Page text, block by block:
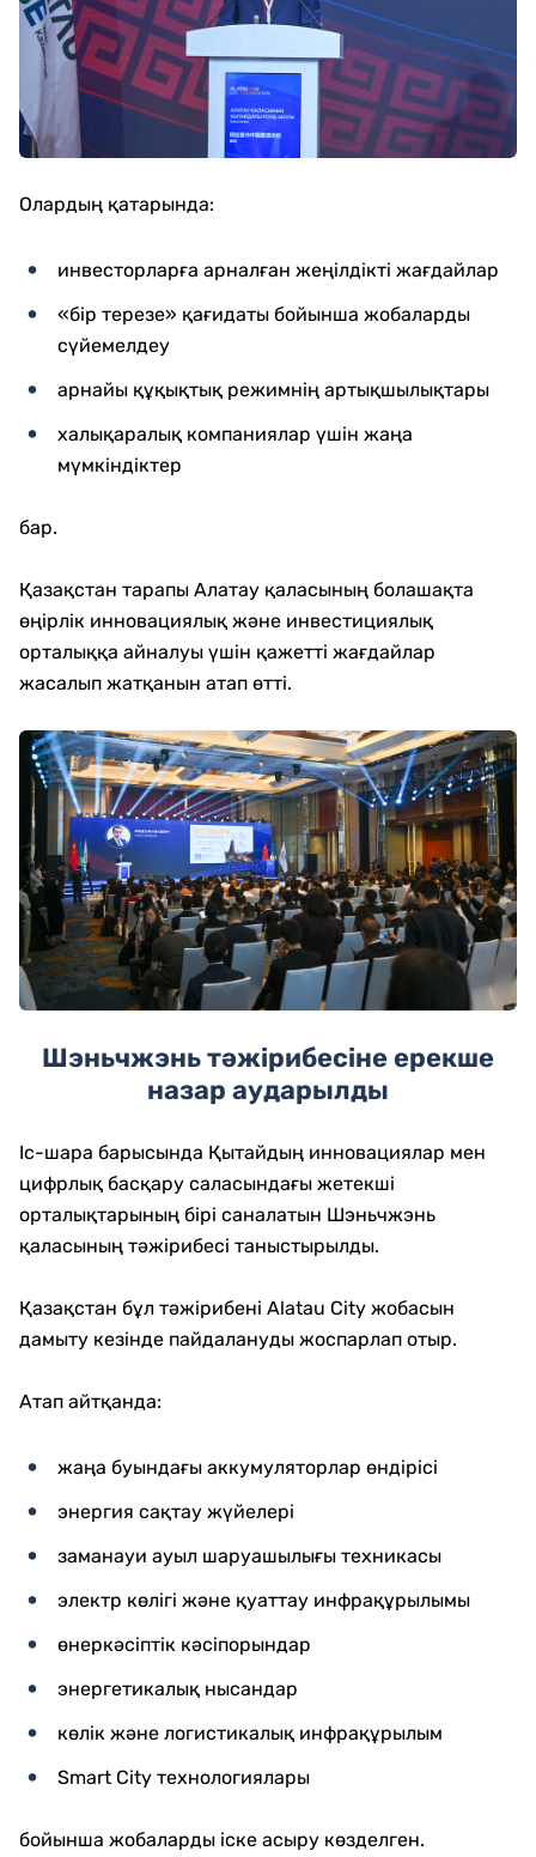
Олардың қатарында:
инвесторларға арналған жеңілдікті жағдайлар
«бір терезе» қағидаты бойынша жобаларды
сүйемелдеу
арнайы құқықтық режимнің артықшылықтары
халықаралық компаниялар үшін жаңа
мүмкіндіктер
бар.
Қазақстан тарапы Алатау қаласының болашақта
өңірлік инновациялық және инвестициялық
орталыққа айналуы үшін қажетті жағдайлар
жасалып жатқанын атап өтті.
Шэньчжэнь тәжірибесіне ерекше
назар аударылды
Іс-шара барысында Қытайдың инновациялар мен
цифрлық басқару саласындағы жетекші
орталықтарының бірі саналатын Шэньчжэнь
қаласының тәжірибесі таныстырылды.
Қазақстан бұл тәжірибені Alatau City жобасын
дамыту кезінде пайдалануды жоспарлап отыр.
Атап айтқанда:
жаңа буындағы аккумуляторлар өндірісі
энергия сақтау жүйелері
заманауи ауыл шаруашылығы техникасы
электр көлігі және қуаттау инфрақұрылымы
өнеркәсіптік кәсіпорындар
энергетикалық нысандар
көлік және логистикалық инфрақұрылым
Smart City технологиялары
бойынша жобаларды іске асыру көзделген.